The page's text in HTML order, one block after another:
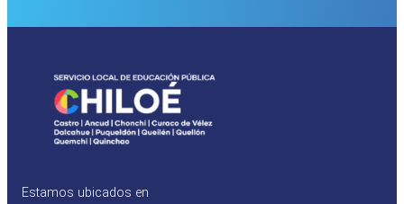
Estamos ubicados en